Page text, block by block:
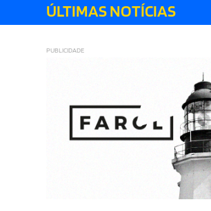
Agricultura
ÚLTIMAS NOTÍCIAS
PUBLICIDADE